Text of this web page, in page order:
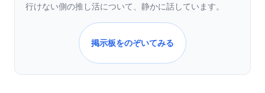
行けない側の推し活について、静かに話しています。
掲示板をのぞいてみる